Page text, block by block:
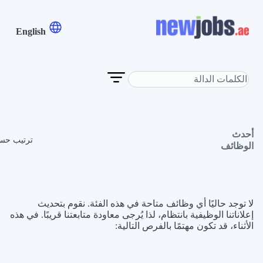
English
أحدث
الوظائف
ترتيب
لا توجد حاليًا أي وظائف متاحة في هذه الفئة. نقوم بتحديث
إعلاناتنا الوظيفية بانتظام، لذا يُرجى معاودة متابعتنا قريبًا. في هذه
الأثناء، قد تكون مهتمًا بالفرص التالية: